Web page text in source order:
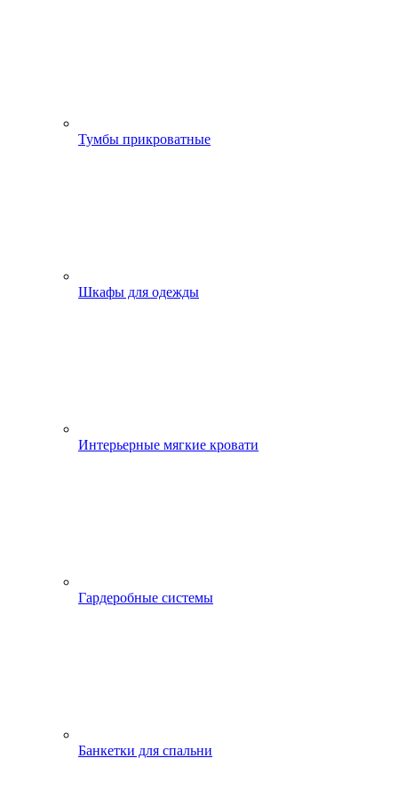
Тумбы прикроватные
Шкафы для одежды
Интерьерные мягкие кровати
Гардеробные системы
Банкетки для спальни